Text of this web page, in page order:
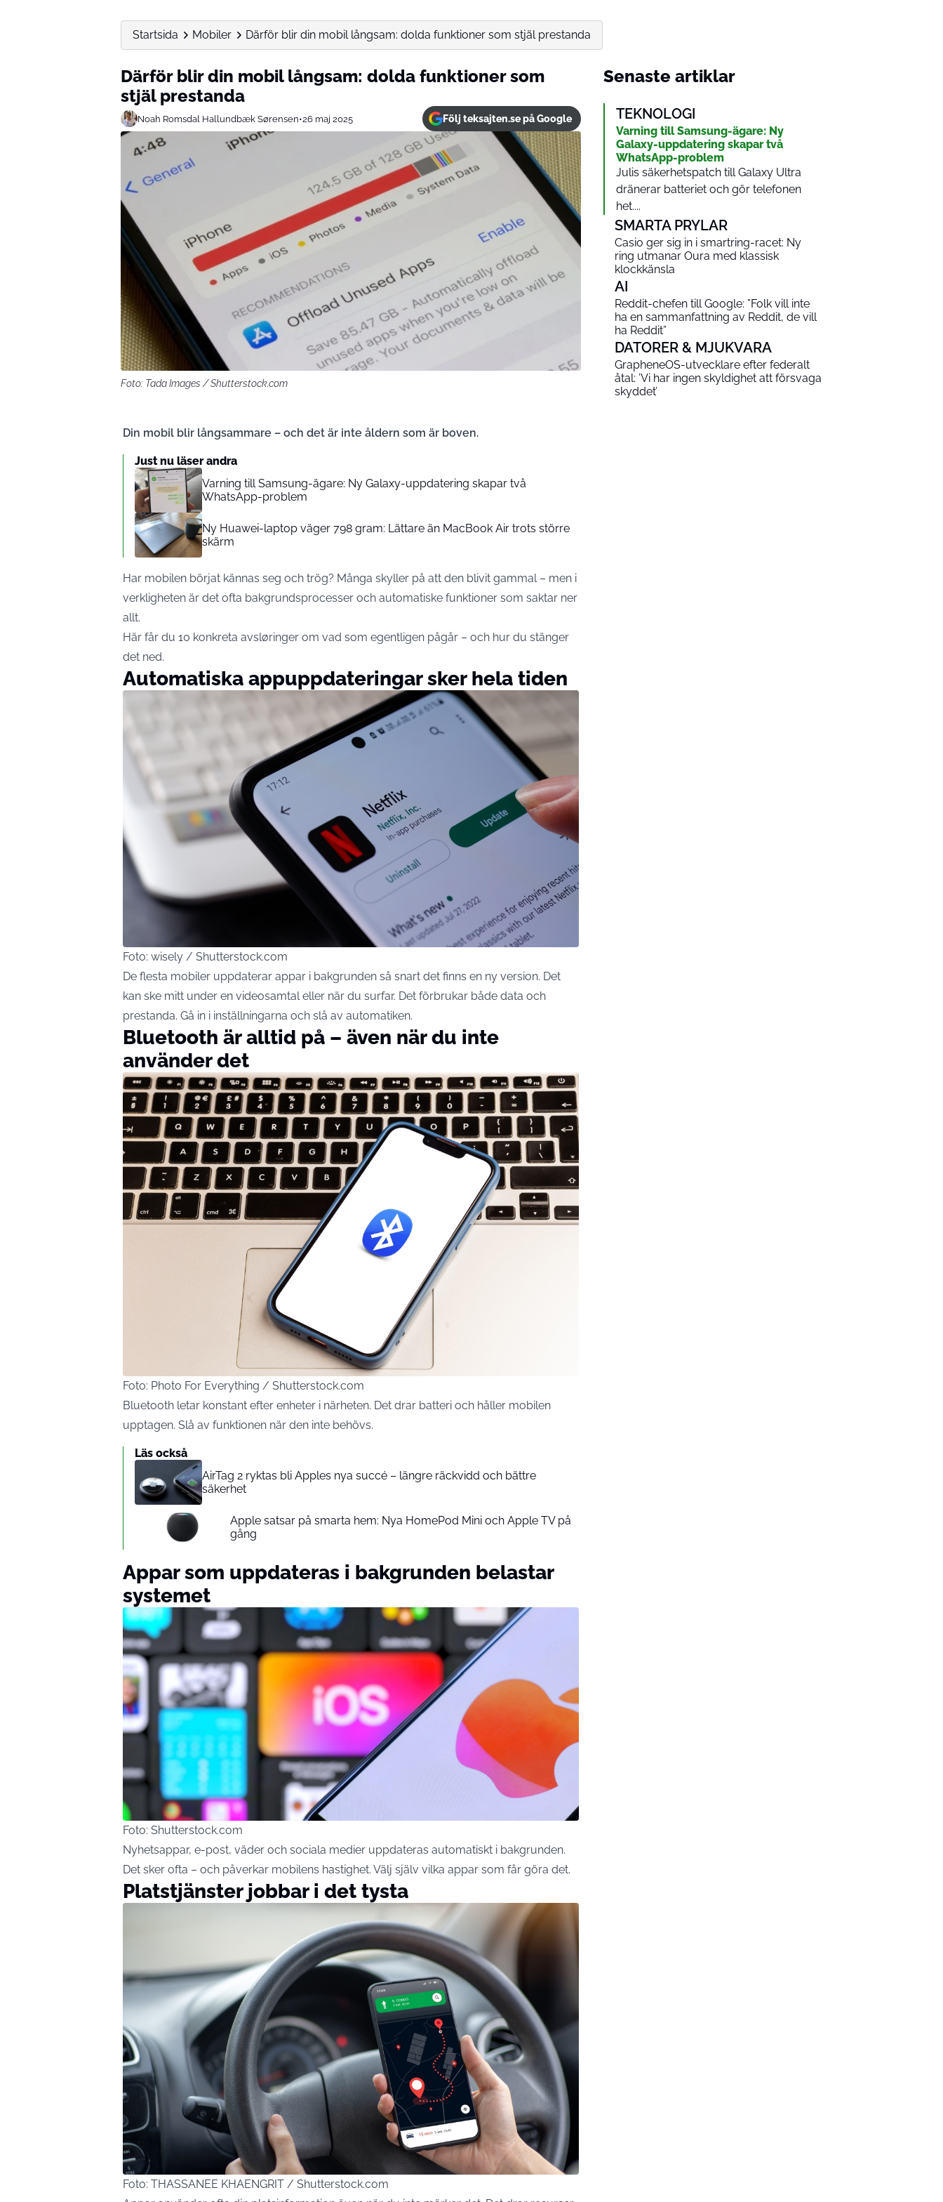
Startsida Mobiler Därför blir din mobil långsam: dolda funktioner som stjäl prestanda
Därför blir din mobil långsam: dolda funktioner som
stjäl prestanda
Noah Romsdal Hallundbæk Sørensen•26 maj 2025 Följ teksajten.se på Google
Foto: Tada Images / Shutterstock.com
Din mobil blir långsammare – och det är inte åldern som är boven.
Just nu läser andra
Varning till Samsung-ägare: Ny Galaxy-uppdatering skapar två
WhatsApp-problem
Ny Huawei-laptop väger 798 gram: Lättare än MacBook Air trots större
skärm
Har mobilen börjat kännas seg och trög? Många skyller på att den blivit gammal – men i
verkligheten är det ofta bakgrundsprocesser och automatiske funktioner som saktar ner
allt.
Här får du 10 konkreta avsløringer om vad som egentligen pågår – och hur du stänger
det ned.
Automatiska appuppdateringar sker hela tiden
Foto: wisely / Shutterstock.com
De flesta mobiler uppdaterar appar i bakgrunden så snart det finns en ny version. Det
kan ske mitt under en videosamtal eller när du surfar. Det förbrukar både data och
prestanda. Gå in i inställningarna och slå av automatiken.
Bluetooth är alltid på – även när du inte
använder det
Foto: Photo For Everything / Shutterstock.com
Bluetooth letar konstant efter enheter i närheten. Det drar batteri och håller mobilen
upptagen. Slå av funktionen när den inte behövs.
Läs också
AirTag 2 ryktas bli Apples nya succé – längre räckvidd och bättre
säkerhet
Apple satsar på smarta hem: Nya HomePod Mini och Apple TV på
gång
Appar som uppdateras i bakgrunden belastar
systemet
Foto: Shutterstock.com
Nyhetsappar, e-post, väder och sociala medier uppdateras automatiskt i bakgrunden.
Det sker ofta – och påverkar mobilens hastighet. Välj själv vilka appar som får göra det.
Platstjänster jobbar i det tysta
Foto: THASSANEE KHAENGRIT / Shutterstock.com
Senaste artiklar
TEKNOLOGI
Varning till Samsung-ägare: Ny
Galaxy-uppdatering skapar två
WhatsApp-problem
Julis säkerhetspatch till Galaxy Ultra
dränerar batteriet och gör telefonen
het....
SMARTA PRYLAR
Casio ger sig in i smartring-racet: Ny
ring utmanar Oura med klassisk
klockkänsla
AI
Reddit-chefen till Google: ”Folk vill inte
ha en sammanfattning av Reddit, de vill
ha Reddit”
DATORER & MJUKVARA
GrapheneOS-utvecklare efter federalt
åtal: ’Vi har ingen skyldighet att försvaga
skyddet’